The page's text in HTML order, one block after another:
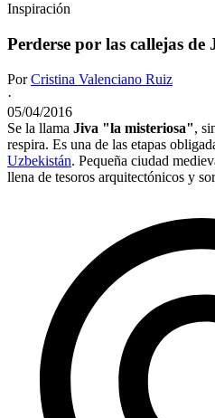
Inspiración
Perderse por las callejas de
PorCristina Valenciano Ruiz
·
05/04/2016
Se la llama Jiva "la misteriosa",
respira. Es una de las etapas
Uzbekistán. Pequeña ciudad
llena de tesoros arquitectónicos y